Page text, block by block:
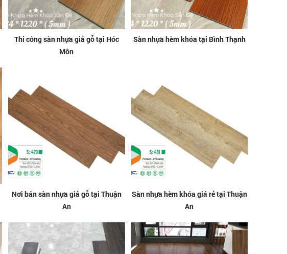
Thi công sàn nhựa giả gỗ tại Hóc
Môn
Sàn nhựa hèm khóa tại Bình Thạnh
Nơi bán sàn nhựa giả gỗ tại Thuận
An
Sàn nhựa hèm khóa giá rẻ tại Thuận
An